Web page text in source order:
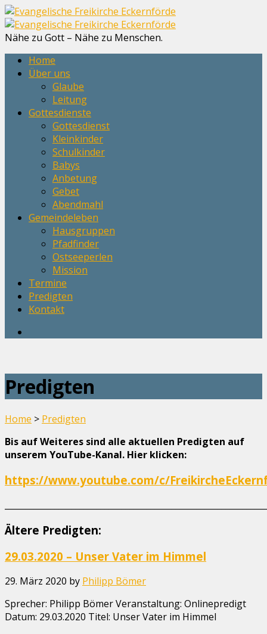
Nähe zu Gott – Nähe zu Menschen.
Home
Über uns
Glaube
Leitung
Gottesdienste
Gottesdienst
Kleinkinder
Schulkinder
Babys
Anbetung
Gebet
Abendmahl
Gemeindeleben
Hausgruppen
Pfadfinder
Ostseeperlen
Mission
Termine
Predigten
Kontakt
Predigten
Home > Predigten
Bis auf Weiteres sind alle aktuellen Predigten auf
unserem YouTube-Kanal. Hier klicken:
https://www.youtube.com/c/
Ältere Predigten:
29.03.2020 – Unser Vater im Himmel
29. März 2020 by Philipp Bömer
Sprecher: Philipp Bömer Veranstaltung: Onlinepredigt
Datum: 29.03.2020 Titel: Unser Vater im Himmel